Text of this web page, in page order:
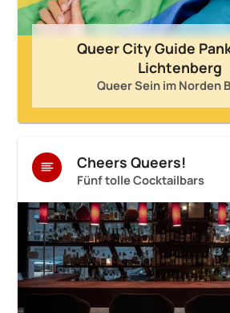
Queer City Guide
Lichtenberg
Queer Sein im Norden
Cheers Queers!
Fünf tolle Cocktailbars